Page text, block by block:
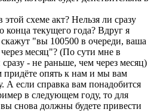
этой схеме акт? Нельзя ли сразу
конца текущего года? Вдруг я
"вы 100500 в очереди, ваша
месяц"? (По сути мне в
сразу - не раньше, чем через месяц)
придёте опять к нам и мы вам
А если справка вам понадобится
в следующем году, то для
снова должны будете привести